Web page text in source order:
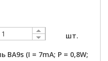
шт.
(I = 7mA; P = 0,8W;